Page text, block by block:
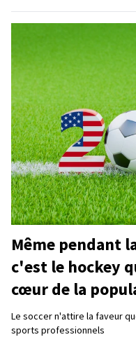
Même pendant
c'est le hockey
cœur de la
Le soccer n'attire la faveur
sports professionnels